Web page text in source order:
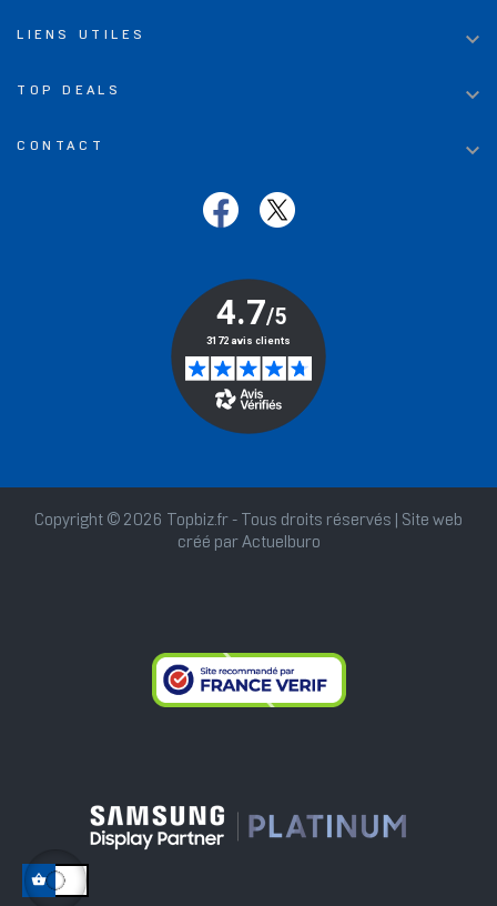
LIENS UTILES 
TOP DEALS 
CONTACT 
Copyright © 2026 Topbiz.fr - Tous droits réservés | Site web
créé par Actuelburo